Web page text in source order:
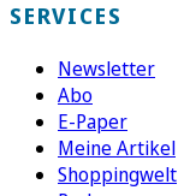
SERVICES
Newsletter
Abo
E-Paper
Meine Artikel
Shoppingwelt